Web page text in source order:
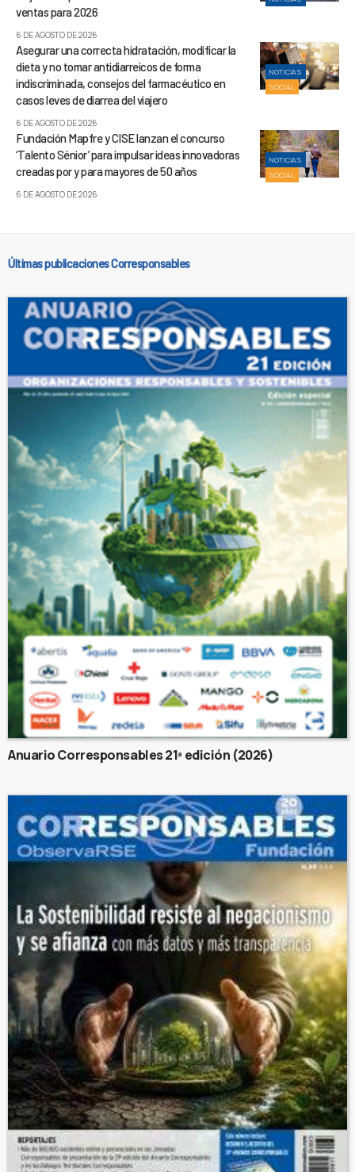
ventas para 2026
6 DE AGOSTO DE 2026
NOTICIAS
SOCIAL
Asegurar una correcta hidratación, modificar la
dieta y no tomar antidiarreicos de forma
indiscriminada, consejos del farmacéutico en
casos leves de diarrea del viajero
6 DE AGOSTO DE 2026
NOTICIAS
SOCIAL
Fundación Mapfre y CISE lanzan el concurso
‘Talento Sénior’ para impulsar ideas innovadoras
creadas por y para mayores de 50 años
6 DE AGOSTO DE 2026
Últimas publicaciones Corresponsables
Anuario Corresponsables 21ª edición (2026)